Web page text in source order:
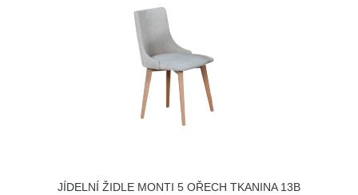
JÍDELNÍ ŽIDLE MONTI 5 OŘECH TKANINA 13B